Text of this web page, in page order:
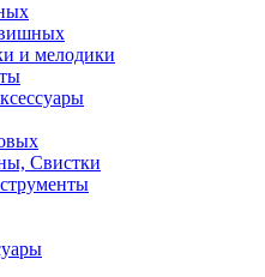
и мелодики
Свистки